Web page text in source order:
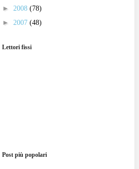
► 2008 (78)
► 2007 (48)
Lettori fissi
Post più popolari